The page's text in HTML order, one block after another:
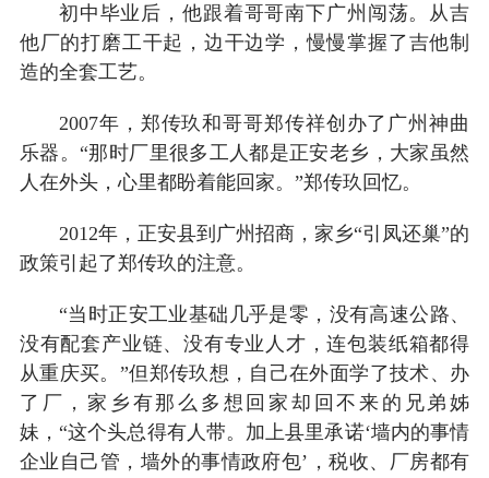
初中毕业后，他跟着哥哥南下广州闯荡。从吉
他厂的打磨工干起，边干边学，慢慢掌握了吉他制
造的全套工艺。
2007年，郑传玖和哥哥郑传祥创办了广州神曲
乐器。“那时厂里很多工人都是正安老乡，大家虽然
人在外头，心里都盼着能回家。”郑传玖回忆。
2012年，正安县到广州招商，家乡“引凤还巢”的
政策引起了郑传玖的注意。
“当时正安工业基础几乎是零，没有高速公路、
没有配套产业链、没有专业人才，连包装纸箱都得
从重庆买。”但郑传玖想，自己在外面学了技术、办
了厂，家乡有那么多想回家却回不来的兄弟姊
妹，“这个头总得有人带。加上县里承诺‘墙内的事情
企业自己管，墙外的事情政府包’，税收、厂房都有